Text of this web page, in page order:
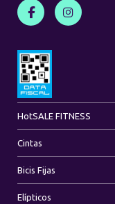
HotSALE FITNESS
Cintas
Bicis Fijas
Elípticos